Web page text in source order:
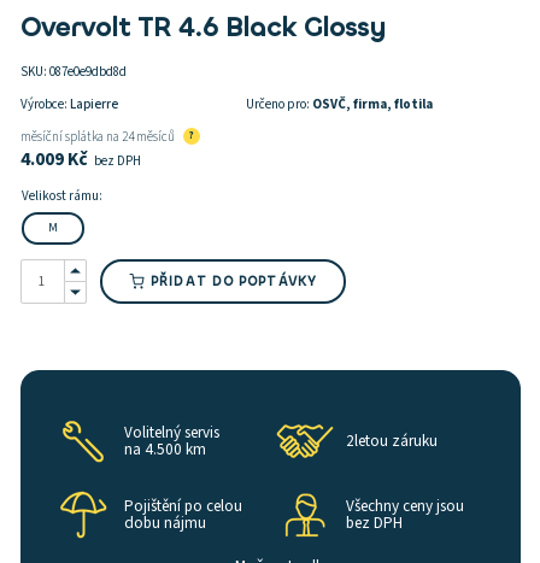
Overvolt TR 4.6 Black Glossy
SKU: 087e0e9dbd8d
Výrobce: Lapierre Určeno pro: OSVČ, firma, flotila
?
měsíční splátka na 24 měsíců
4.009Kč bez DPH
Velikost rámu:
M
Overvolt
PŘIDAT DO POPTÁVKY
Volitelný servis
na 4.500 km 2letou záruku
Pojištění po celou
dobu nájmu
Všechny ceny jsou
bez DPH